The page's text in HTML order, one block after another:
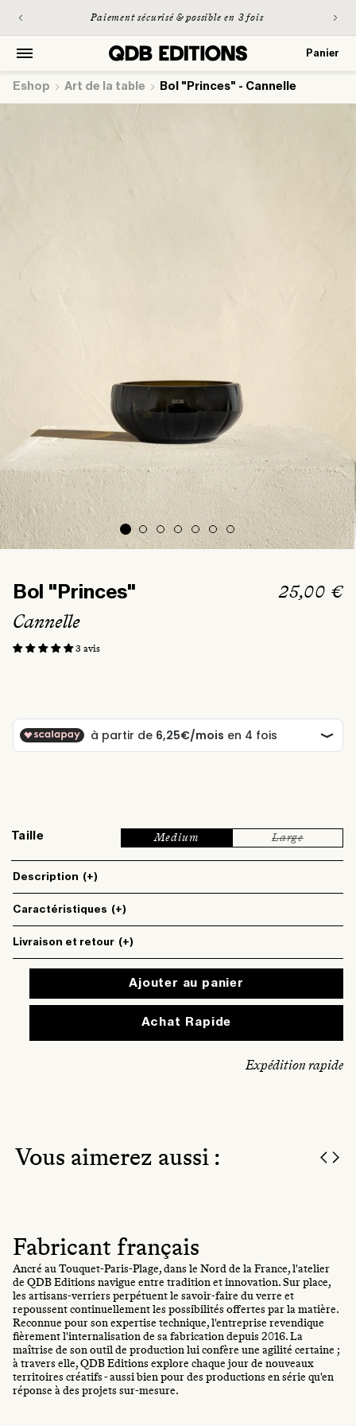
passer
contenu
Paiement sécurisé & possible en 3 fois
Panier
Panier
Eshop art de la table Bol "Princes" - Cannelle
Bol "Princes"
Prix
25,00 €
Cannelle
3 avis
Taille Medium LargeVariante
Description (+)
Caractéristiques (+)
Livraison et retour (+)
Ajouter au panier
Expédition rapide
Vous aimerez aussi :
Fabricant français
Ancré au Touquet-Paris-Plage, dans le Nord de la France, l'atelier
de QDB Editions navigue entre tradition et innovation. Sur place,
les artisans-verriers perpétuent le savoir-faire du verre et
repoussent continuellement les possibilités offertes par la matière.
Reconnue pour son expertise technique, l'entreprise revendique
fièrement l'internalisation de sa fabrication depuis 2016. La
maîtrise de son outil de production lui confère une agilité certaine ;
à travers elle, QDB Editions explore chaque jour de nouveaux
territoires créatifs - aussi bien pour des productions en série qu'en
réponse à des projets sur-mesure.